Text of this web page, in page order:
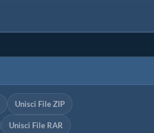
Unisci File ZIP
Unisci File RAR